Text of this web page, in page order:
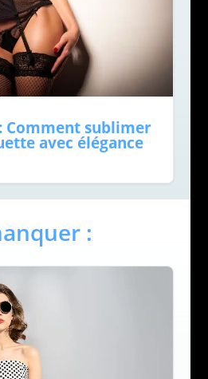
Comment sublimer
avec élégance
: